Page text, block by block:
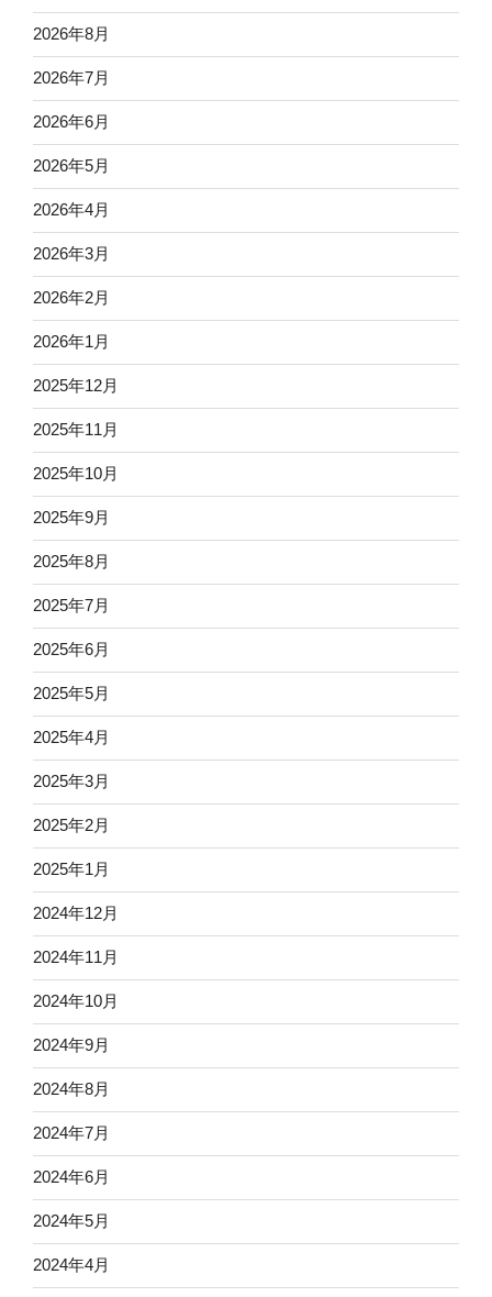
2026年8月
2026年7月
2026年6月
2026年5月
2026年4月
2026年3月
2026年2月
2026年1月
2025年12月
2025年11月
2025年10月
2025年9月
2025年8月
2025年7月
2025年6月
2025年5月
2025年4月
2025年3月
2025年2月
2025年1月
2024年12月
2024年11月
2024年10月
2024年9月
2024年8月
2024年7月
2024年6月
2024年5月
2024年4月